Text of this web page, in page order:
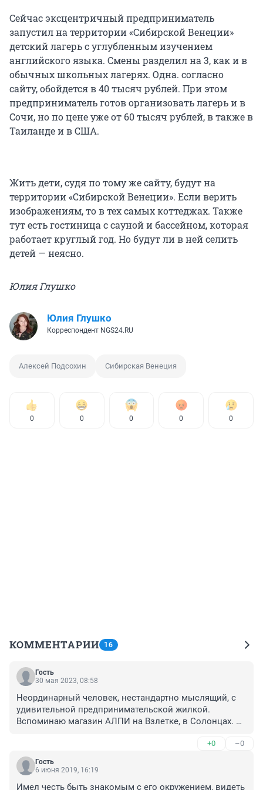
Сейчас эксцентричный предприниматель
запустил на территории «Сибирской Венеции»
детский лагерь с углубленным изучением
английского языка. Смены разделил на 3, как и в
обычных школьных лагерях. Одна. согласно
сайту, обойдется в 40 тысяч рублей. При этом
предприниматель готов организовать лагерь и в
Сочи, но по цене уже от 60 тысяч рублей, в также в
Таиланде и в США.
Жить дети, судя по тому же сайту, будут на
территории «Сибирской Венеции». Если верить
изображениям, то в тех самых коттеджах. Также
тут есть гостиница с сауной и бассейном, которая
работает круглый год. Но будут ли в ней селить
детей — неясно.
Юлия Глушко
Юлия Глушко
Корреспондент NGS24.RU
Алексей Подсохин Сибирская Венеция
0 0 0 0 0
КОММЕНТАРИИ 16
Гость
30 мая 2023, 08:58
Неординарный человек, нестандартно мыслящий, с
удивительной предпринимательской жилкой.
Вспоминаю магазин АЛПИ на Взлетке, в Солонцах.
не было. А какой фонтан и зона отдыха была возле
"АЛПИ Солонцы" - песня. Не дали человеку работать.
Пусть развивает экономику и рабочие места
+0 –0
Гость
6 июня 2019, 16:19
Имел честь быть знакомым с его окружением, видеть